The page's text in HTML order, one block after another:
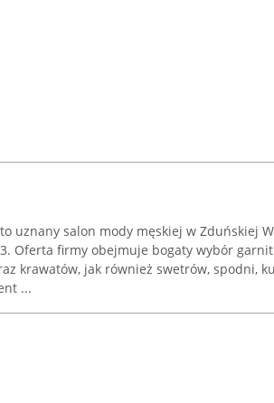
uznany salon mody męskiej w Zduńskiej
Oferta firmy obejmuje bogaty wybór
krawatów, jak również swetrów, spodni,
...